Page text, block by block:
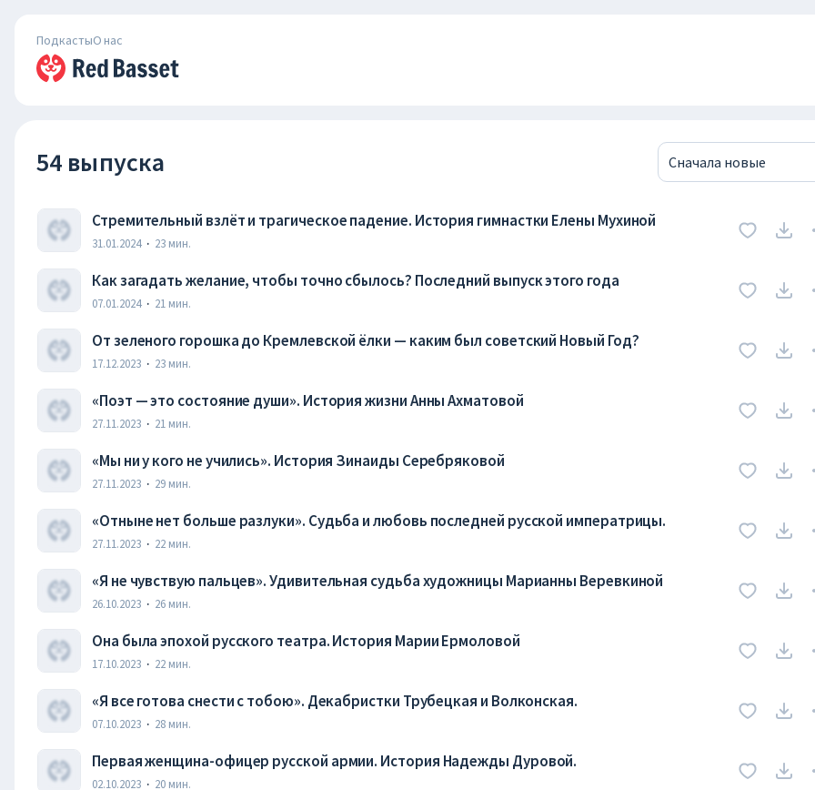
ПодкастыО нас
54 выпуска Сначала новые
Стремительный взлёт и трагическое падение. История гимнастки Елены Мухиной
31.01.2024 · 23 мин.
Как загадать желание, чтобы точно сбылось? Последний выпуск этого года
07.01.2024 · 21 мин.
От зеленого горошка до Кремлевской ёлки — каким был советский Новый Год?
17.12.2023 · 23 мин.
«Поэт — это состояние души». История жизни Анны Ахматовой
27.11.2023 · 21 мин.
«Мы ни у кого не учились». История Зинаиды Серебряковой
27.11.2023 · 29 мин.
«Отныне нет больше разлуки». Судьба и любовь последней русской императрицы.
27.11.2023 · 22 мин.
«Я не чувствую пальцев». Удивительная судьба художницы Марианны Веревкиной
26.10.2023 · 26 мин.
Она была эпохой русского театра. История Марии Ермоловой
17.10.2023 · 22 мин.
«Я все готова снести с тобою». Декабристки Трубецкая и Волконская.
07.10.2023 · 28 мин.
Первая женщина-офицер русской армии. История Надежды Дуровой.
02.10.2023 · 20 мин.